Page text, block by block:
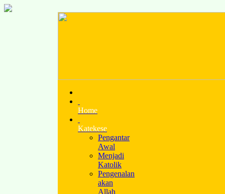
Home
Katekese
Pengantar
Awal
Menjadi
Katolik
Pengenalan
akan
Allah